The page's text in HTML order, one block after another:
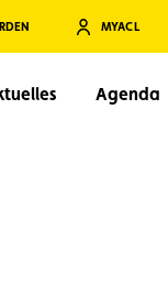
MYACL
Agenda